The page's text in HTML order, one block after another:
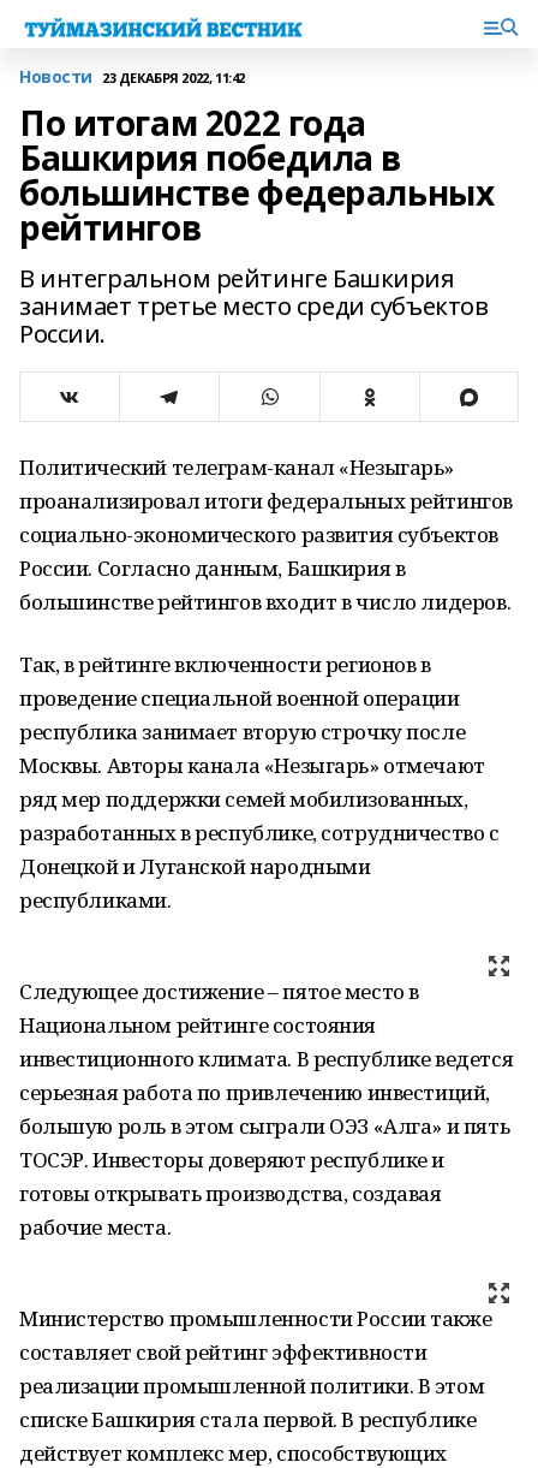
Новости 23 ДЕКАБРЯ 2022, 11:42
По итогам 2022 года
Башкирия победила в
большинстве федеральных
рейтингов
В интегральном рейтинге Башкирия
занимает третье место среди субъектов
России.
Политический телеграм-канал «Незыгарь»
проанализировал итоги федеральных рейтингов
социально-экономического развития субъектов
России. Согласно данным, Башкирия в
большинстве рейтингов входит в число лидеров.
Так, в рейтинге включенности регионов в
проведение специальной военной операции
республика занимает вторую строчку после
Москвы. Авторы канала «Незыгарь» отмечают
ряд мер поддержки семей мобилизованных,
разработанных в республике, сотрудничество с
Донецкой и Луганской народными
республиками.
Следующее достижение – пятое место в
Национальном рейтинге состояния
инвестиционного климата. В республике ведется
серьезная работа по привлечению инвестиций,
большую роль в этом сыграли ОЭЗ «Алга» и пять
ТОСЭР. Инвесторы доверяют республике и
готовы открывать производства, создавая
рабочие места.
Министерство промышленности России также
составляет свой рейтинг эффективности
реализации промышленной политики. В этом
списке Башкирия стала первой. В республике
действует комплекс мер, способствующих